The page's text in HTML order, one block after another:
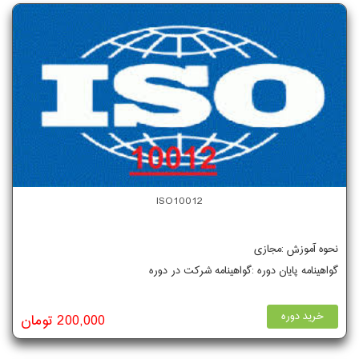
ISO10012
نحوه آموزش :مجازی
گواهینامه پایان دوره :گواهینامه شرکت در دوره
خرید دوره 200,000 تومان